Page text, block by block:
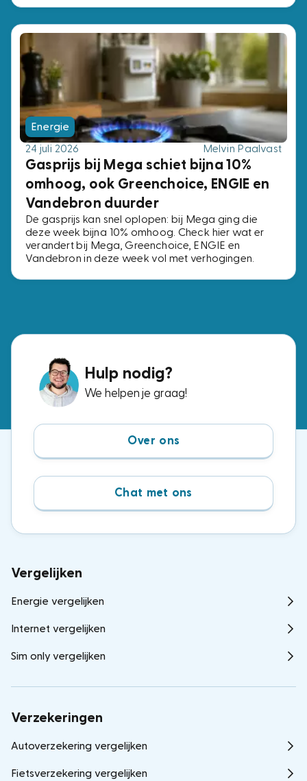
betaal je bij de ene aanbieder € 2,- per maand en
bij de andere € 15,-. Wij zochten de voordeligste
opties uit.
Energie
24 juli 2026
Melvin Paalvast
Gasprijs bij Mega schiet bijna 10%
omhoog, ook Greenchoice, ENGIE en
Vandebron duurder
De gasprijs kan snel oplopen: bij Mega ging die
deze week bijna 10% omhoog. Check hier wat er
verandert bij Mega, Greenchoice, ENGIE en
Vandebron in deze week vol met verhogingen.
Hulp nodig?
We helpen je graag!
Over ons
Chat met ons
Vergelijken
Energie vergelijken
Internet vergelijken
Sim only vergelijken
Verzekeringen
Autoverzekering vergelijken
Fietsverzekering vergelijken